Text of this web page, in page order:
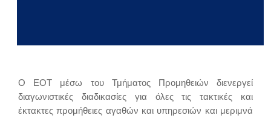
Ο ΕΟΤ μέσω του Τμήματος Προμηθειών διενεργεί
διαγωνιστικές διαδικασίες για όλες τις τακτικές και
έκτακτες προμήθειες αγαθών και υπηρεσιών και μεριμνά